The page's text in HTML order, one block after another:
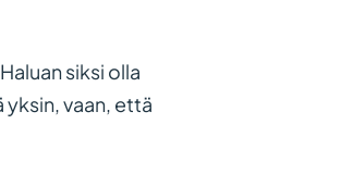
siksi olla
vaan, että